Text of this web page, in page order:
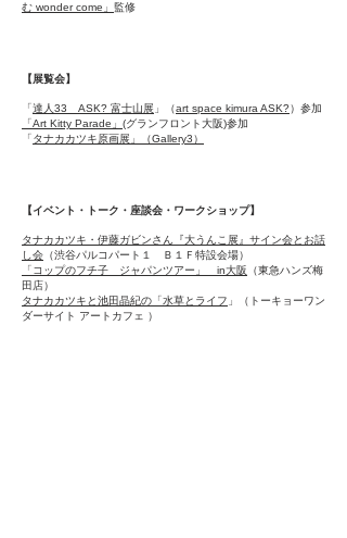
む wonder come」 監修
【展覧会】
「達人33 ASK? 富士山展 」（art space kimura ASK?）参加
「Art Kitty Parade」 (グランフロント大阪)参加
「タナカカツキ原画展」（Gallery3）
【イベント・トーク・座談会・ワークショップ】
タナカカツキ・伊藤ガビンさん『大うんこ展』サイン会とお話
し会 （渋谷パルコパート１ Ｂ１Ｆ特設会場）
「コップのフチ子 ジャパンツアー」 in大阪 （東急ハンズ梅
田店）
タナカカツキと池田晶紀の「水草とライフ 」（トーキョーワン
ダーサイト アートカフェ ）